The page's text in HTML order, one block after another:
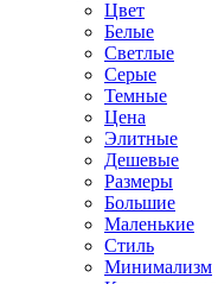
Цвет
Белые
Светлые
Серые
Темные
Цена
Элитные
Дешевые
Размеры
Большие
Маленькие
Стиль
Минимализм